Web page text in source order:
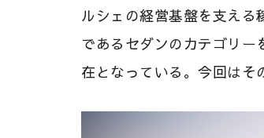
ルシェの経営基盤を支え
であるセダンのカテゴリ
在となっている。今回はそ